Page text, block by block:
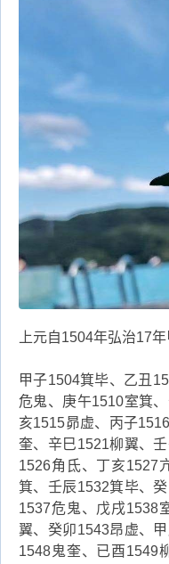
上元自1504年弘治17
甲子1504箕毕、乙丑
危鬼、庚午1510室箕
亥1515昴虚、丙子
奎、辛巳1521柳翼、
1526角氐、丁亥1527
箕、壬辰1532箕毕、
1537危鬼、戊戌1538
翼、癸卯1543昂虚、
1548鬼奎、已酉1549